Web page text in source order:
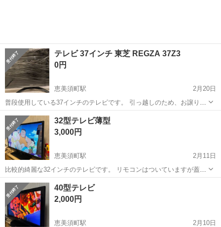
テレビ 37インチ 東芝 REGZA 37Z3
0円
恵美須町駅
2月20日
普段使用している37インチのテレビです。 引っ越しのため、お譲りい
たします。 機種は東芝 REGZA 37Z3です。 恵美須町駅付近まで取り
に来ていただける方でお願いします。 画面保護にビニールを巻いた状
態でお渡...
大阪 大阪市 恵美須町駅 テレビ
32型テレビ薄型
3,000円
恵美須町駅
2月11日
比較的綺麗な32インチのテレビです。 リモコンはついていますが蓋が
外れやすいです。 他は特に問題ありません お早い方に譲ります
大阪 大阪市 恵美須町駅
40型テレビ
2,000円
恵美須町駅
2月10日